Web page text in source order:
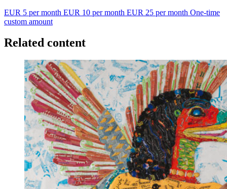
EUR 5 per month EUR 10 per month EUR 25 per month One-time
custom amount
Related content